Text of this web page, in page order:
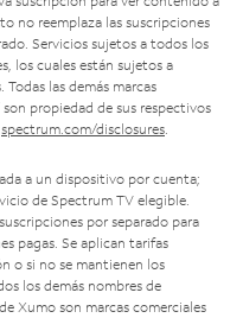
no reemplaza las suscripciones
Servicios sujetos a todos los
los cuales están sujetos a
las demás marcas
propiedad de sus respectivos
spectrum.com/disclosures.
a un dispositivo por cuenta;
de Spectrum TV elegible.
por separado para
pagas. Se aplican tarifas
o si no se mantienen los
los demás nombres de
Xumo son marcas comerciales